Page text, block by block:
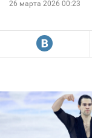
26 марта 2026 00:23
R